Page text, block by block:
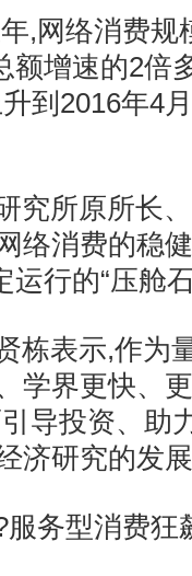
网络消费规
额增速的2倍
到2016年4
所原所长、
络消费的稳
行的“压舱
表示,作为
学界更快、
导投资、助
济研究的发
务型消费狂